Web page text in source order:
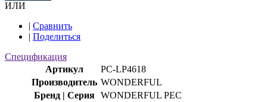
ИЛИ
| Сравнить
| Поделиться
Спецификация
Артикул
PC-LP4618
Производитель WONDERFUL
Бренд | Серия WONDERFUL PEC